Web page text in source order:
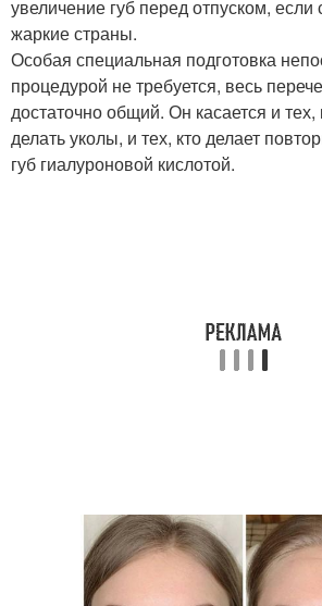
увеличение губ перед отпуском, если
жаркие страны.
Особая специальная подготовка
процедурой не требуется, весь
достаточно общий. Он касается и
делать уколы, и тех, кто делает
губ гиалуроновой кислотой.